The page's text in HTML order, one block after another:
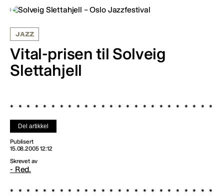
JAZZ
Vital-prisen til Solveig
Slettahjell
Del artikkel
Publisert
15.08.2005 12:12
Skrevet av
- Red.